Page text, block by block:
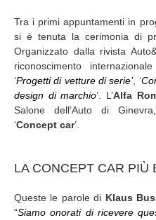
Tra i primi appuntamenti in
si è tenuta la cerimonia di
Organizzato dalla rivista
riconoscimento
‘Progetti di vetture di serie’, ‘
design di marchio’. L’Alfa
Salone dell’Auto di
‘Concept car’.
LA CONCEPT CAR PIÙ
Queste le parole di Klaus
“Siamo onorati di ricevere